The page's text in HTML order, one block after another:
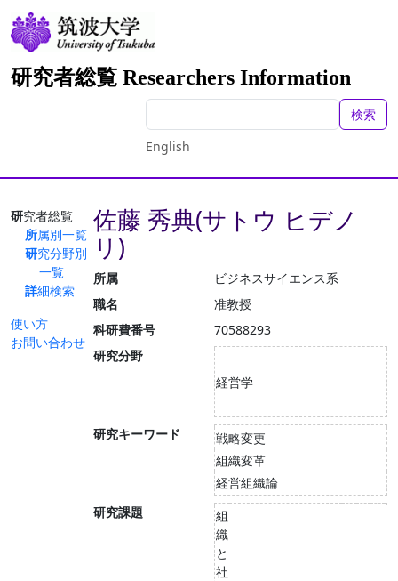
研究者総覧 Researchers Information
検索
English
研究者総覧
所属別一覧
研究分野別
一覧
詳細検索
使い方
お問い合わせ
佐藤 秀典(サトウ ヒデノ
リ)
所属
ビジネスサイエンス系
職名
准教授
科研費番号
70588293
研究分野
経営学
研究キーワード
戦略変更
組織変革
経営組織論
研究課題
組
織
と
社